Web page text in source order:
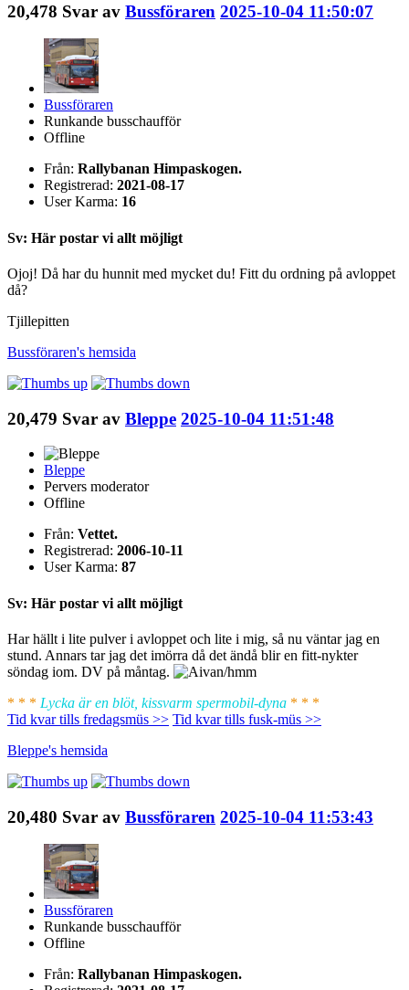
20,478 Svar av Bussföraren 2025-10-04 11:50:07
Bussföraren
Runkande busschaufför
Offline
Från: Rallybanan Himpaskogen.
Registrerad: 2021-08-17
User Karma: 16
Sv: Här postar vi allt möjligt
Ojoj! Då har du hunnit med mycket du! Fitt du ordning på avloppet
då?
Tjillepitten
Bussföraren's hemsida
20,479 Svar av Bleppe 2025-10-04 11:51:48
Bleppe
Pervers moderator
Offline
Från: Vettet.
Registrerad: 2006-10-11
User Karma: 87
Sv: Här postar vi allt möjligt
Har hällt i lite pulver i avloppet och lite i mig, så nu väntar jag en
stund. Annars tar jag det imörra då det ändå blir en fitt-nykter
söndag iom. DV på måntag.
* * * Lycka är en blöt, kissvarm spermobil-dyna * * *
Tid kvar tills fredagsmüs >> Tid kvar tills fusk-müs >>
Bleppe's hemsida
20,480 Svar av Bussföraren 2025-10-04 11:53:43
Bussföraren
Runkande busschaufför
Offline
Från: Rallybanan Himpaskogen.